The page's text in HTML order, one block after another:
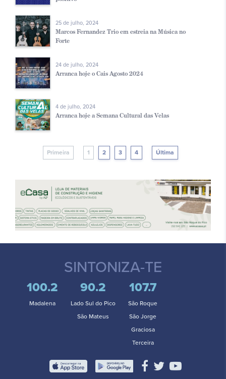
25 de julho, 2024
Marcos Fernandez Trio em estreia na Música no
Forte
24 de julho, 2024
Arranca hoje o Cais Agosto 2024
4 de julho, 2024
Arranca hoje a Semana Cultural das Velas
Primeira 1 2 3 4 Última
SINTONIZA-TE
100.2
Madalena
90.2
Lado Sul do Pico
São Mateus
107.7
São Roque
São Jorge
Graciosa
Terceira